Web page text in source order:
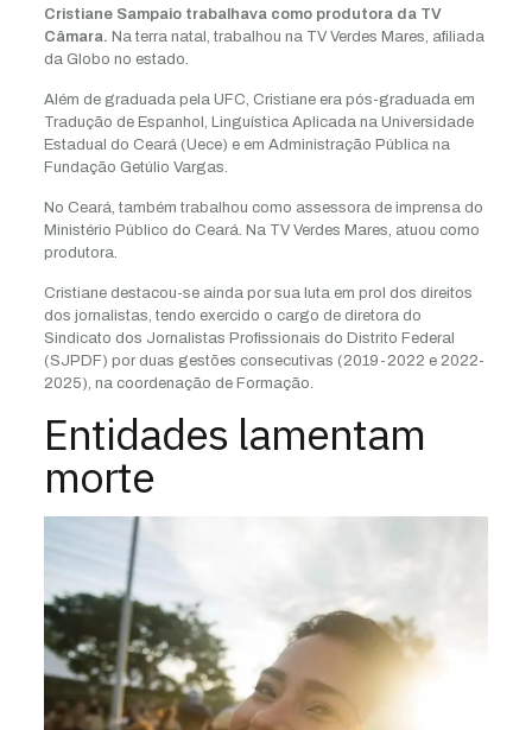
Cristiane Sampaio trabalhava como produtora da TV
Câmara. Na terra natal, trabalhou na TV Verdes Mares, afiliada
da Globo no estado.
Além de graduada pela UFC, Cristiane era pós-graduada em
Tradução de Espanhol, Linguística Aplicada na Universidade
Estadual do Ceará (Uece) e em Administração Pública na
Fundação Getúlio Vargas.
No Ceará, também trabalhou como assessora de imprensa do
Ministério Público do Ceará. Na TV Verdes Mares, atuou como
produtora.
Cristiane destacou-se ainda por sua luta em prol dos direitos
dos jornalistas, tendo exercido o cargo de diretora do
Sindicato dos Jornalistas Profissionais do Distrito Federal
(SJPDF) por duas gestões consecutivas (2019-2022 e 2022-
2025), na coordenação de Formação.
Entidades lamentam
morte